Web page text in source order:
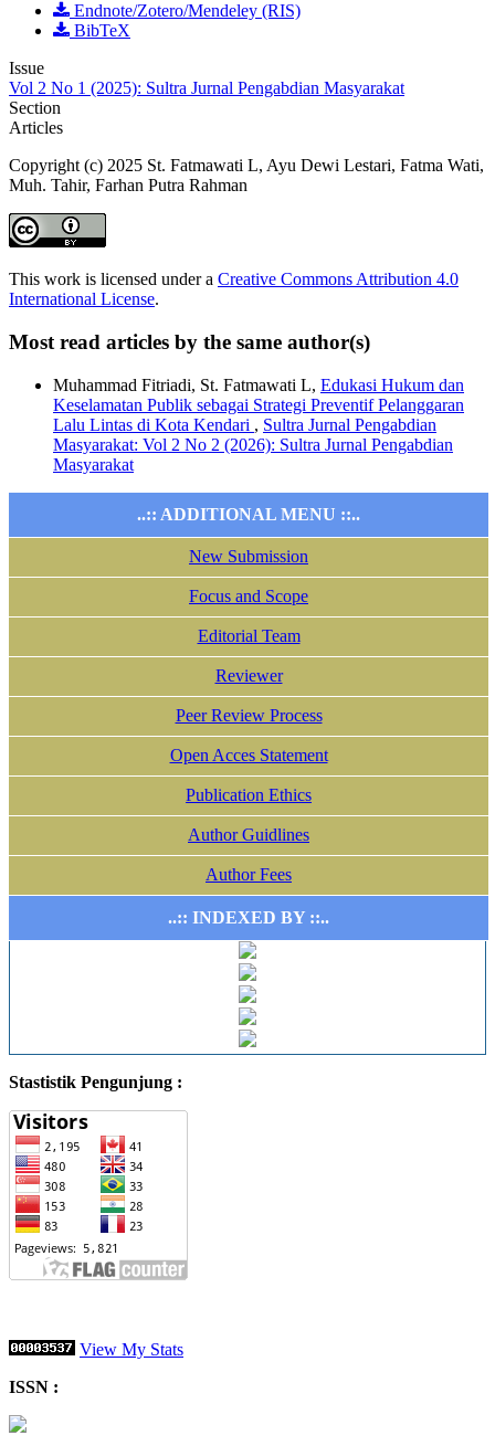
Endnote/Zotero/Mendeley (RIS)
BibTeX
Issue
Vol 2 No 1 (2025): Sultra Jurnal Pengabdian Masyarakat
Section
Articles
Copyright (c) 2025 St. Fatmawati L, Ayu Dewi Lestari, Fatma Wati,
Muh. Tahir, Farhan Putra Rahman
This work is licensed under a Creative Commons Attribution 4.0
International License.
Most read articles by the same author(s)
Muhammad Fitriadi, St. Fatmawati L, Edukasi Hukum dan
Keselamatan Publik sebagai Strategi Preventif Pelanggaran
Lalu Lintas di Kota Kendari , Sultra Jurnal Pengabdian
Masyarakat: Vol 2 No 2 (2026): Sultra Jurnal Pengabdian
Masyarakat
..:: ADDITIONAL MENU ::..
New Submission
Focus and Scope
Editorial Team
Reviewer
Peer Review Process
Open Acces Statement
Publication Ethics
Author Guidlines
Author Fees
..:: INDEXED BY ::..
Stastistik Pengunjung :
View My Stats
ISSN :